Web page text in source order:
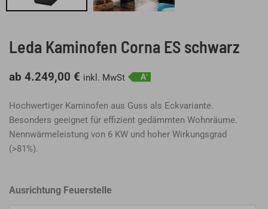
Leda Kaminofen Corna ES schwarz
ab 4.249,00 € inkl. MwSt
Hochwertiger Kaminofen aus Guss als Eckvariante.
Besonders geeignet für effizient gedämmten Wohnräume.
Nennwärmeleistung von 6 KW und hoher Wirkungsgrad
(>81%).
Ausrichtung Feuerstelle
Leda